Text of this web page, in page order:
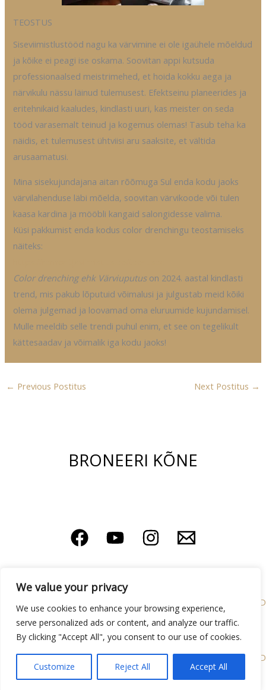
We value your privacy
We use cookies to enhance your browsing experience,
serve personalized ads or content, and analyze our traffic.
By clicking "Accept All", you consent to our use of cookies.
Customize Reject All Accept All
TEOSTUS
Siseviimistlustööd nagu ka värvimine ei ole igaühele mõeldud
ja kõike ei peagi ise oskama. Soovitan appi kutsuda
professionaalsed meistrimehed, et hoida kokku aega ja
närvikulu nässu läinud tulemusest. Efektseinu planeerides ja
eritehnikaid kaaludes, kindlasti uuri, kas meister on seda
tööd varasemalt teinud ja kogemus olemas! Tasub teha ka
näidis, et tulemusest ühtviisi aru saaksite, et vältida
arusaamatusi.
Mina sisekujundajana aitan rõõmuga Sul enda kodu jaoks
värvilahenduse läbi mõelda, soovitan värvikoode või tulen
kaasa kardina ja mööbli kangaid salongidesse valima.
Küsi pakkumist enda kodus color drenchingu teostamiseks
näiteks:
Color drenching ehk Värviuputus on 2024. aastal kindlasti
trend, mis pakub lõputuid võimalusi ja julgustab meid kõiki
olema julgemad ja loovamad oma eluruumide kujundamisel.
Mulle meeldib selle trendi puhul enim, et see on tegelikult
kättesaadav ja võimalik iga kodu jaoks!
← Previous Postitus Next Postitus →
BRONEERI KÕNE
MÜÜGITINGIMUSED
Copyright © 2026 Liilia Stuudio
Powered byVassistent OÜ
PRIVAATSUSTINGIMUSED